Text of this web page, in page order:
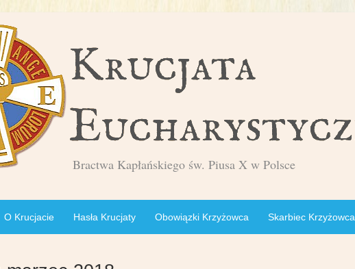
Bractwa Kapłańskiego św. Piusa X w Polsce
O Krucjacie Hasła Krucjaty Obowiązki Krzyżowca Skarbiec Krzyżowca